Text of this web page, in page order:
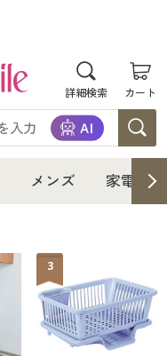
詳細検索 カート
メンズ 家電・
3